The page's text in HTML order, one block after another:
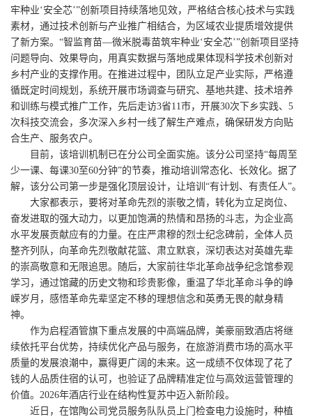
牢种业‘安全芯’”创新项目持续落地见效，严格结合核心技术与实践
素材，通过技术创新与产业推广相结合，为区域农业提质增效提供
了新方案。“智监育苗—微米脱毒苗筑牢种业‘安全芯’”创新项目坚持
问题导向、效果导向，用真实数据与落地成果体现科学技术创新对
乡村产业的支撑作用。在推进过程中，团队立足产业实际，严格遵
循既定时间规划，系统开展市场调查与研究、基地共建、技术培养
和训练与模式推广工作，先后走访3省11市，开展30次下乡实践、5
次科技交流会，多次深入乡村一线了解生产难点，确保研发方向贴
合生产、服务农户。
目前，该培训机制已在分公司全面实施。该分公司坚持“每周至
少一课、每课30至60分钟”的节奏，推动培训常态化、长效化。据了
解，该分公司第一步是强化顶层设计，让培训“有计划、有责任人”。
大家都表示，要将对革命先烈的崇敬之情，转化为立足岗位、
奋发进取的强大动力，以更加饱满的热情和昂扬的斗志，为企业高
水平发展贡献应有的力量。在庄严肃穆的烈士纪念碑前，全体人员
整齐列队，向革命先烈敬献花篮、肃立默哀，深切表达对英雄先辈
的崇高敬意和无限追思。随后，大家前往华北革命战争纪念馆参观
学习，通过馆藏的历史文物和珍贵影像，重温了华北革命斗争的峥
嵘岁月，感悟革命先辈坚定不移的理想信念和英勇无畏的献身精
神。
作为启程酒管旗下重点发展的中高端品牌，美豪丽致酒店将继
续依托平台优势，持续优化产品与服务，在旅游消费市场的高水平
质量的发展浪潮中，赢得更广阔的未来。这一成绩不仅体现了花了
钱的人品质住宿的认可，也验证了品牌精准定位与高效运营管理的
价值。2026年酒店行业在结构性复苏中迈入新阶段。
近日，在馆陶公司党员服务队队员上门检查电力设施时，种植